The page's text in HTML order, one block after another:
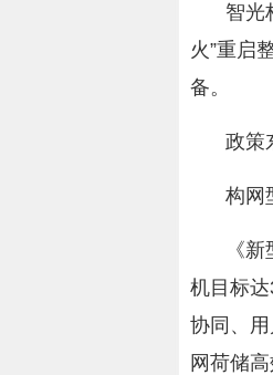
智光
火”重启
备。
政策
构网
《
机目标
协同、
网荷储